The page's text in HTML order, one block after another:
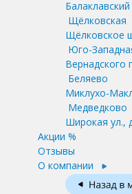
Щёлковская
Щёлковское
Юго-
Вернадского
Беляево
Миклухо-
Медведково
Широкая ул.,
Акции %
Отзывы
О компании